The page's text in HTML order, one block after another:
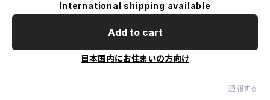
International shipping available
Add to cart
日本国内にお住まいの方向け
通報する